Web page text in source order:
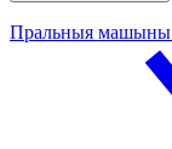
Пральныя машыны